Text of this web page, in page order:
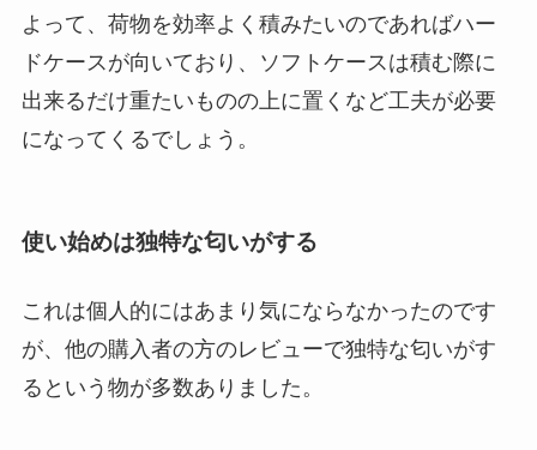
よって、荷物を効率よく積みたいのであればハー
ドケースが向いており、ソフトケースは積む際に
出来るだけ重たいものの上に置くなど工夫が必要
になってくるでしょう。
使い始めは独特な匂いがする
これは個人的にはあまり気にならなかったのです
が、他の購入者の方のレビューで独特な匂いがす
るという物が多数ありました。